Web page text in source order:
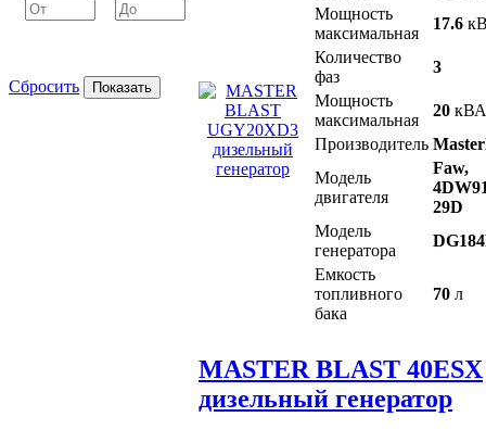
Сбросить
Мощность
максимальная
17.6
Количество
фаз
3
Мощность
максимальная
20 кВА
Производитель
Модель
двигателя
Faw,
29D
Модель
генератора
Емкость
топливного
бака
70 л
MASTER BLAST 40ESX
дизельный генератор